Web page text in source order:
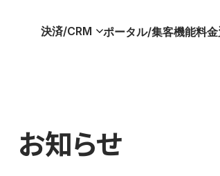
決済/CRM ポータル/集客機能料金
お知らせ